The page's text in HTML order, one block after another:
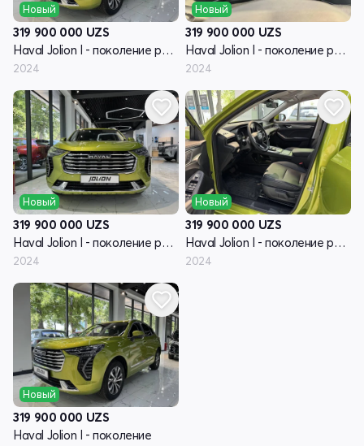
Новый
319 900 000 UZS
Haval Jolion I - поколение рестайлинг
2024
Новый
319 900 000 UZS
Haval Jolion I - поколение рестайлинг
2024
Новый
319 900 000 UZS
Haval Jolion I - поколение рестайлинг
2024
Новый
319 900 000 UZS
Haval Jolion I - поколение рестайлинг
2024
Новый
319 900 000 UZS
Haval Jolion I - поколение